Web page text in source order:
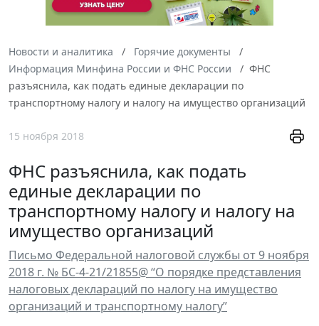
Новости и аналитика
Горячие документы
Информация Минфина России и ФНС России
ФНС
разъяснила, как подать единые декларации по
транспортному налогу и налогу на имущество организаций
15 ноября 2018
ФНС разъяснила, как подать
единые декларации по
транспортному налогу и налогу на
имущество организаций
Письмо Федеральной налоговой службы от 9 ноября
2018 г. № БС-4-21/21855@ “О порядке представления
налоговых деклараций по налогу на имущество
организаций и транспортному налогу”